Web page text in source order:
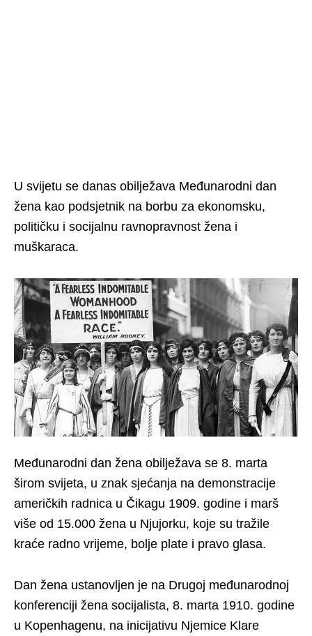
U svijetu se danas obilježava Međunarodni dan
žena kao podsjetnik na borbu za ekonomsku,
političku i socijalnu ravnopravnost žena i
muškaraca.
Međunarodni dan žena obilježava se 8. marta
širom svijeta, u znak sjećanja na demonstracije
američkih radnica u Čikagu 1909. godine i marš
više od 15.000 žena u Njujorku, koje su tražile
kraće radno vrijeme, bolje plate i pravo glasa.
Dan žena ustanovljen je na Drugoj međunarodnoj
konferenciji žena socijalista, 8. marta 1910. godine
u Kopenhagenu, na inicijativu Njemice Klare